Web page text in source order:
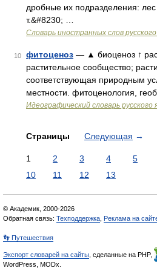
дробные их подразделения:
т.&#8230; …
Словарь иностранных слов
10 фитоценоз — ▲ биоценоз ↑
растительное сообщество;
соответствующая природным
местности. фитоценология,
Идеографический словарь русского
Страницы Следующая →
1 2 3 4 5
10
11 12 13
© Академик, 2000-2026
Обратная связь: Техподдержка Реклама на
👣 Путешествия
Экспорт словарей на сайты , сделанные на PHP,
WordPress, MODx.